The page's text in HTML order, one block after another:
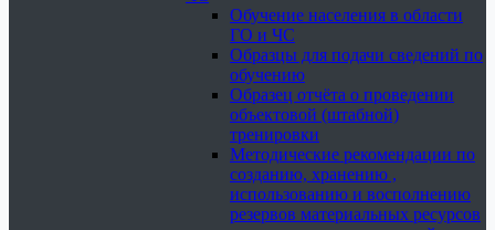
Обучение населения в области
ГО и ЧС
Образцы для подачи сведений по
обучению
Образец отчёта о проведении
объектовой (штабной)
тренировки
Методические рекомендации по
созданию, хранению ,
использованию и восполнению
резервов материальных ресурсов